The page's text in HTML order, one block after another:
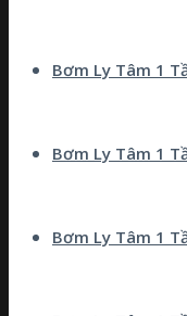
Bơm Ly Tâm 1
Bơm Ly Tâm 1
Bơm Ly Tâm 1